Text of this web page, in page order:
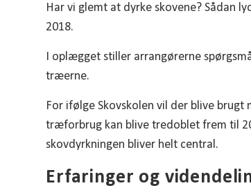
Har vi glemt at dyrke skovene? Sådan
2018.
I oplægget stiller arrangørerne
træerne.
For ifølge Skovskolen vil der blive
træforbrug kan blive tredoblet frem til
skovdyrkningen bliver helt central.
Erfaringer og